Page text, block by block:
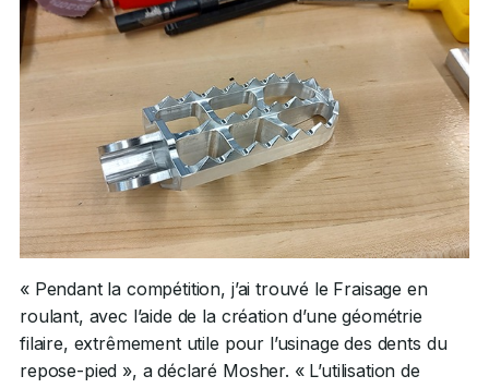
« Pendant la compétition, j’ai trouvé le Fraisage en
roulant, avec l’aide de la création d’une géométrie
filaire, extrêmement utile pour l’usinage des dents du
repose-pied », a déclaré Mosher. « L’utilisation de